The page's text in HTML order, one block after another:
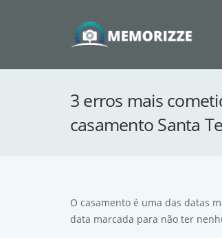
3 erros mais
casamento Santa
O casamento é uma das datas
data marcada para não ter